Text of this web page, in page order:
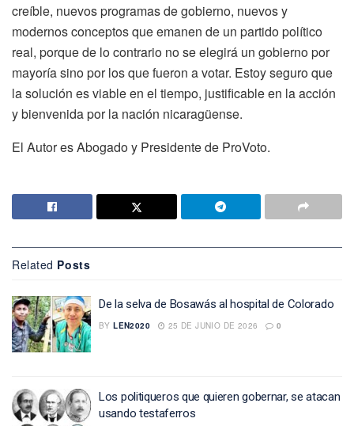
creíble, nuevos programas de gobierno, nuevos y
modernos conceptos que emanen de un partido político
real, porque de lo contrario no se elegirá un gobierno por
mayoría sino por los que fueron a votar. Estoy seguro que
la solución es viable en el tiempo, justificable en la acción
y bienvenida por la nación nicaragüense.
El Autor es Abogado y Presidente de ProVoto.
Related Posts
De la selva de Bosawás al hospital de Colorado
BY LEN2020 25 DE JUNIO DE 2026 0
Los politiqueros que quieren gobernar, se atacan
usando testaferros